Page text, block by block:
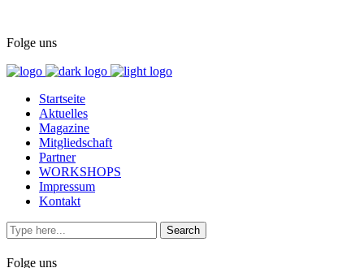
Folge uns
Startseite
Aktuelles
Magazine
Mitgliedschaft
Partner
WORKSHOPS
Impressum
Kontakt
Folge uns